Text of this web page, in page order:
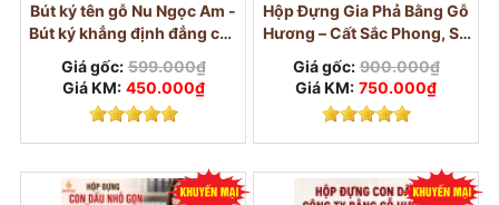
Bút ký tên gỗ Nu Ngọc Am -
Bút ký khẳng định đẳng cấp
Doanh Nhân
Giá gốc: 599.000₫
Giá KM: 450.000₫
Hộp Đựng Gia Phả Bằng Gỗ
Hương – Cất Sắc Phong, Sổ
Đỏ, Tài Liệu A4
Giá gốc: 900.000₫
Giá KM: 750.000₫